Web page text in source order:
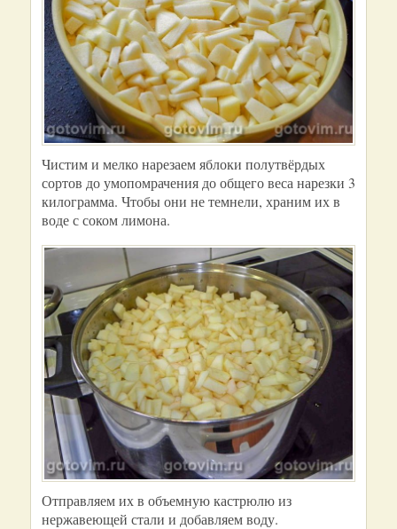
Чистим и мелко нарезаем яблоки полутвёрдых
сортов до умопомрачения до общего веса нарезки 3
килограмма. Чтобы они не темнели, храним их в
воде с соком лимона.
Отправляем их в объемную кастрюлю из
нержавеющей стали и добавляем воду.